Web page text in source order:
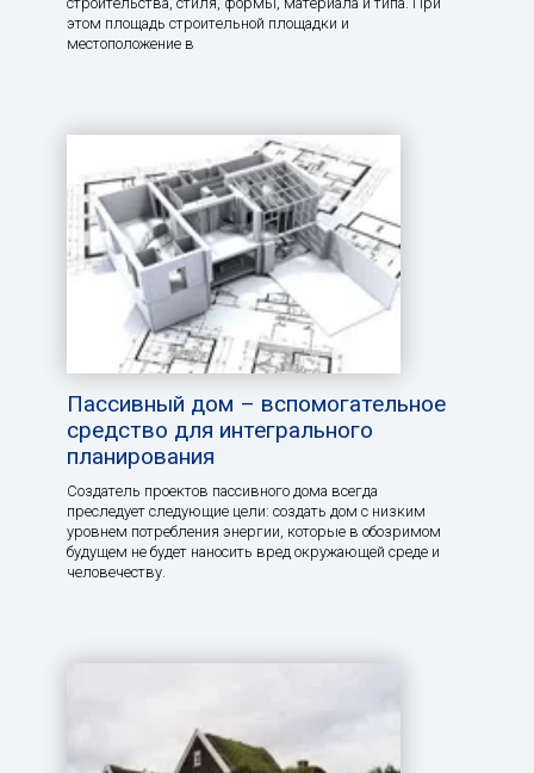
этом площадь строительной площадки и
местоположение в
Пассивный дом – вспомогательное
средство для интегрального
планирования
Создатель проектов пассивного дома всегда
преследует следующие цели: создать дом с низким
уровнем потребления энергии, которые в обозримом
будущем не будет наносить вред окружающей среде и
человечеству.